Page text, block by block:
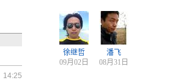
14:25
徐继哲
09月02日
潘飞
08月31日